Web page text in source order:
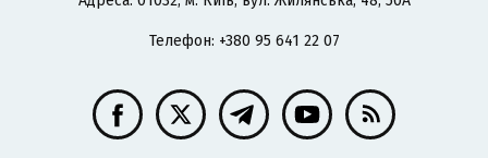
Телефон: +380 95 641 22 07